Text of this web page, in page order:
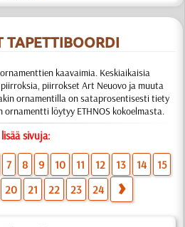
TAPETTIBOORDI
kaavaimia. Keskiaikaisia
piirrokset Art Neuovo ja muuta
ornamentilla on sataprosentisesti tiety
ornamentti löytyy ETHNOS kokoelmasta.
lisää sivuja:
7 8 9 10 11 12 13 14
15
20 21 22 23 24